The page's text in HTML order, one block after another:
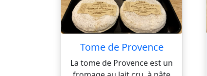
Tome de Provence
La tome de Provence est un